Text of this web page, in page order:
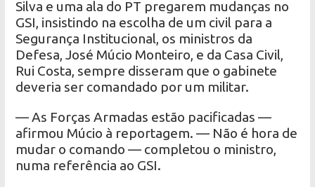
Silva e uma ala do PT pregarem mudanças no
GSI, insistindo na escolha de um civil para a
Segurança Institucional, os ministros da
Defesa, José Múcio Monteiro, e da Casa Civil,
Rui Costa, sempre disseram que o gabinete
deveria ser comandado por um militar.
— As Forças Armadas estão pacificadas —
afirmou Múcio à reportagem. — Não é hora de
mudar o comando — completou o ministro,
numa referência ao GSI.